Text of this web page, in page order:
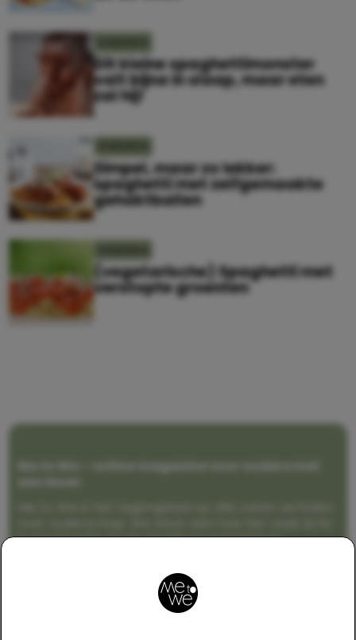
Dit kleine spaghettimonster
valt bijna in slaap, maar eten
zal hij!
Simpel, maar zo lekker:
spaghetti met zelfgemaakte
gehaktballen
(vegetarische) Spaghetti met
verstopte groenten
Me to We – online magazine voor ouders met
is om moeder te zijn en blijven genadeloos
zonder filter. Gewoon, hoe het leven er aan toe
gaat met en naast een (eenouder)gezin. Dus
gegarandeerd een rommelig huis, schuimbekkende
peuters en boze kleuters achter het behang.